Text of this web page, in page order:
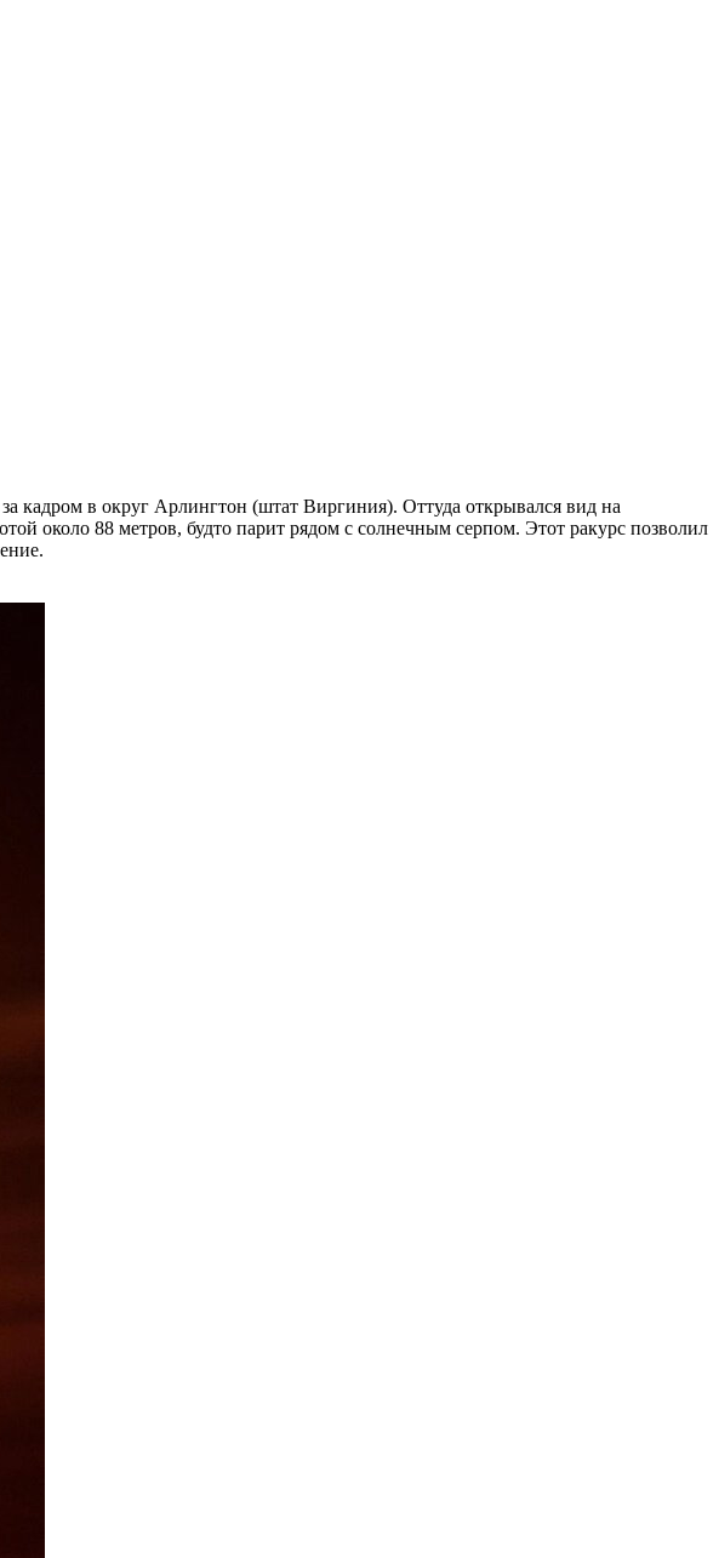
кадром в округ Арлингтон (штат Виргиния). Оттуда открывался вид на
около 88 метров, будто парит рядом с солнечным серпом. Этот ракурс позволил